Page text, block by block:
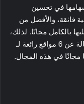
في تحسين
فائقة، والأفضل من
بالكامل مجانًا. لذلك،
وفرحًا لمحبِّي الرسم، نتحدث في هذه المقالة عن 6 مواقع رائعة لـ
مجانًا في هذه المجال.